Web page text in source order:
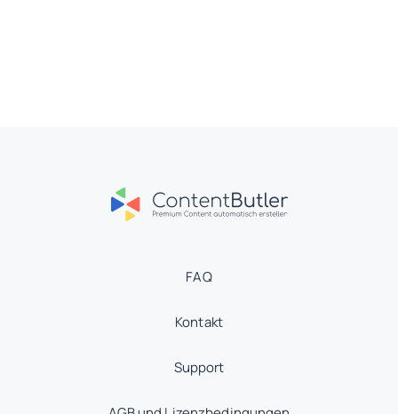
FAQ
Kontakt
Support